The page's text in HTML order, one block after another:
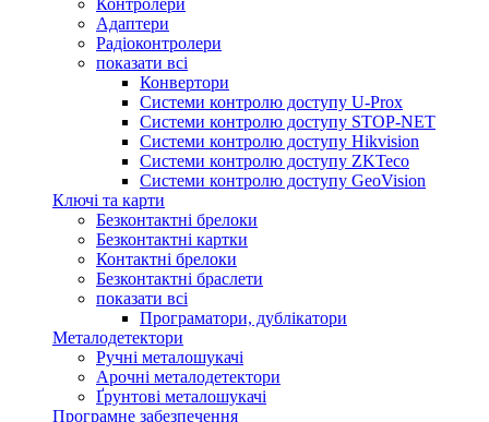
Адаптери
Радіоконтролери
показати всі
Конвертори
Системи контролю доступу U-Prox
Системи контролю доступу STOP-NET
Системи контролю доступу Hikvision
Системи контролю доступу ZKTeco
Системи контролю доступу GeoVision
Ключі та карти
Безконтактні брелоки
Безконтактні картки
Контактні брелоки
Безконтактні браслети
показати всі
Програматори, дублікатори
Металодетектори
Ручні металошукачі
Арочні металодетектори
Ґрунтові металошукачі
Програмне забезпечення